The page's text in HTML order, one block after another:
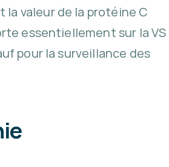
valeur de la protéine C
essentiellement sur la VS
pour la surveillance des